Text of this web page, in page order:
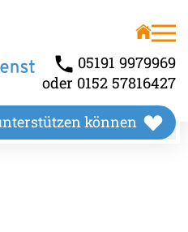
05191 9979969
oder 0152 57816427
können